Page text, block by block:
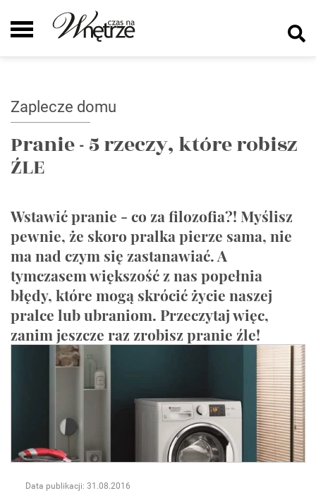
Zaplecze domu
Pranie - 5 rzeczy, które robisz
ŹLE
Wstawić pranie - co za filozofia?! Myślisz
pewnie, że skoro pralka pierze sama, nie
ma nad czym się zastanawiać. A
tymczasem większość z nas popełnia
błędy, które mogą skrócić życie naszej
pralce lub ubraniom. Przeczytaj więc,
zanim jeszcze raz zrobisz pranie źle!
Data publikacji: 31.08.2016